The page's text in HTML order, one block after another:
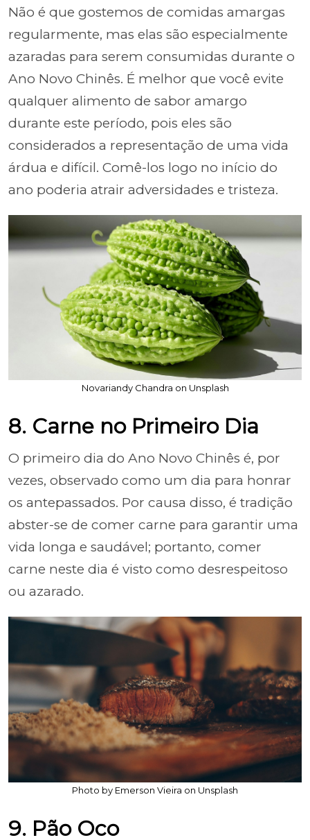
Não é que gostemos de comidas amargas
regularmente, mas elas são especialmente
azaradas para serem consumidas durante o
Ano Novo Chinês. É melhor que você evite
qualquer alimento de sabor amargo
durante este período, pois eles são
considerados a representação de uma vida
árdua e difícil. Comê-los logo no início do
ano poderia atrair adversidades e tristeza.
Novariandy Chandra on Unsplash
8. Carne no Primeiro Dia
O primeiro dia do Ano Novo Chinês é, por
vezes, observado como um dia para honrar
os antepassados. Por causa disso, é tradição
abster-se de comer carne para garantir uma
vida longa e saudável; portanto, comer
carne neste dia é visto como desrespeitoso
ou azarado.
Photo by Emerson Vieira on Unsplash
9. Pão Oco